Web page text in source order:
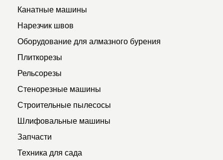
Канатные машины
Нарезчик швов
Оборудование для алмазного бурения
Плиткорезы
Рельсорезы
Стенорезные машины
Строительные пылесосы
Шлифовальные машины
Запчасти
Техника для сада